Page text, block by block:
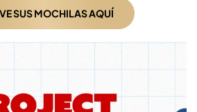
SUS MOCHILAS AQUÍ